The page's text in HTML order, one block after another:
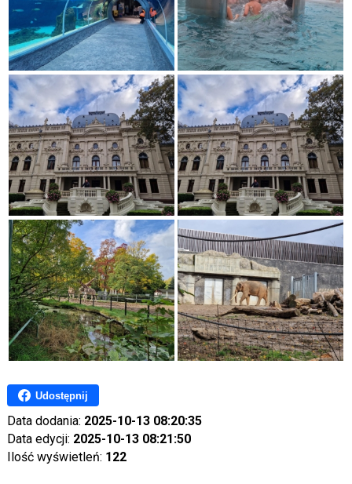
Udostępnij
Data dodania: 2025-10-13 08:20:35
Data edycji: 2025-10-13 08:21:50
Ilość wyświetleń: 122